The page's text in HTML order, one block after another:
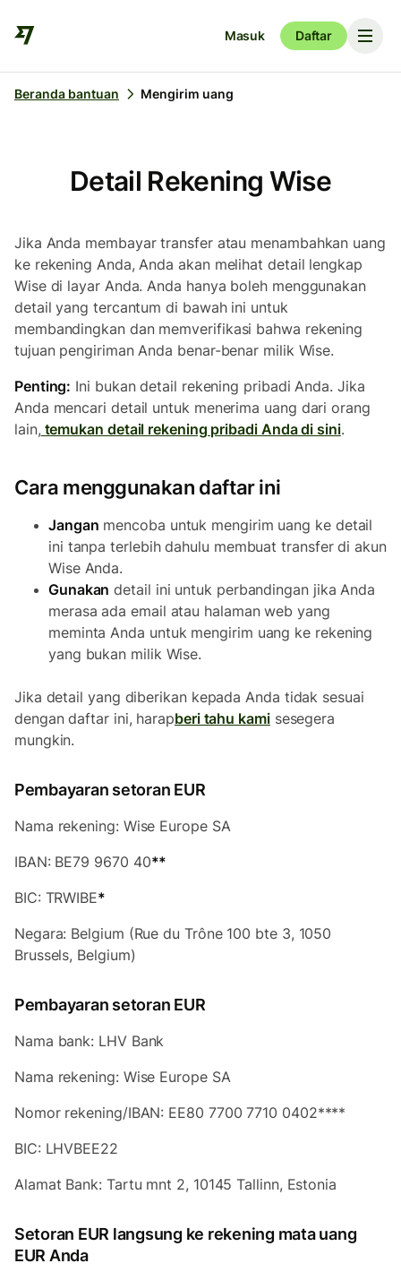
Masuk Daftar
Beranda bantuan Mengirim uang
Detail Rekening Wise
Jika Anda membayar transfer atau menambahkan uang
ke rekening Anda, Anda akan melihat detail lengkap
Wise di layar Anda. Anda hanya boleh menggunakan
detail yang tercantum di bawah ini untuk
membandingkan dan memverifikasi bahwa rekening
tujuan pengiriman Anda benar-benar milik Wise.
Penting: Ini bukan detail rekening pribadi Anda. Jika
Anda mencari detail untuk menerima uang dari orang
lain, temukan detail rekening pribadi Anda di sini.
Cara menggunakan daftar ini
Jangan mencoba untuk mengirim uang ke detail
ini tanpa terlebih dahulu membuat transfer di akun
Wise Anda.
Gunakan detail ini untuk perbandingan jika Anda
merasa ada email atau halaman web yang
meminta Anda untuk mengirim uang ke rekening
yang bukan milik Wise.
Jika detail yang diberikan kepada Anda tidak sesuai
dengan daftar ini, harapberi tahu kamisesegera
mungkin.
Pembayaran setoran EUR
Nama rekening: Wise Europe SA
IBAN: BE79 9670 40**
BIC: TRWIBE*
Negara: Belgium (Rue du Trône 100 bte 3, 1050
Brussels, Belgium)
Pembayaran setoran EUR
Nama bank: LHV Bank
Nama rekening: Wise Europe SA
Nomor rekening/IBAN: EE80 7700 7710 0402****
BIC: LHVBEE22
Alamat Bank: Tartu mnt 2, 10145 Tallinn, Estonia
Setoran EUR langsung ke rekening mata uang
EUR Anda